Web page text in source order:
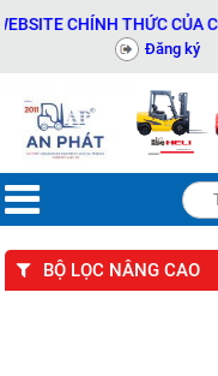
CHÍNH THỨC CỦA
Đăng ký
BỘ LỌC NÂNG CAO